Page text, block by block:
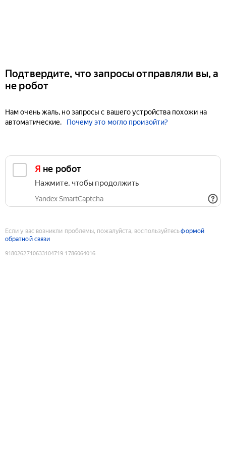
Подтвердите, что запросы отправляли вы, а
не робот
Нам очень жаль, но запросы с вашего устройства похожи на
автоматические.
Почему это могло произойти?
Я не робот
Нажмите, чтобы продолжить
Yandex SmartCaptcha
Если у вас возникли проблемы, пожалуйста, воспользуйтесьформой
обратной связи
9180262710633104719:1786064016